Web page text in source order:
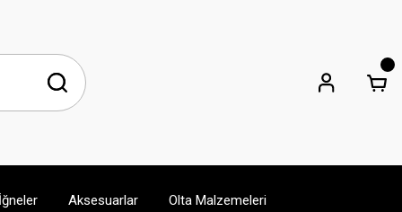
İğneler Aksesuarlar Olta Malzemeleri